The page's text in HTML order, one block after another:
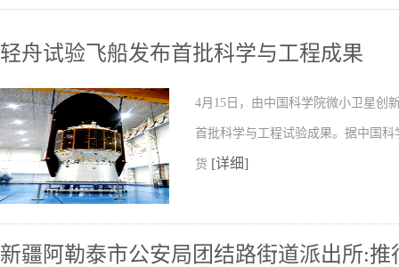
轻舟试验飞船发布首批科学与工程成果
4月15日，由中国科学院微小卫星创
首批科学与工程试验成果。据中国
货 [详细]
新疆阿勒泰市公安局团结路街道派出所:推